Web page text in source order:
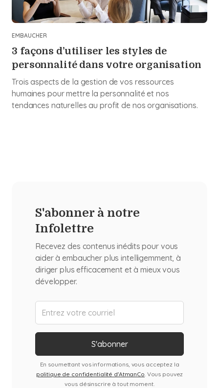
EMBAUCHER
3 façons d’utiliser les styles de
personnalité dans votre organisation
Trois aspects de la gestion de vos ressources
humaines pour mettre la personnalité et nos
tendances naturelles au profit de nos organisations.
S'abonner à notre
Infolettre
Recevez des contenus inédits pour vous
aider à embaucher plus intelligemment, à
diriger plus efficacement et à mieux vous
développer.
En soumettant vos informations, vous acceptez la
politique de confidentialité d'AtmanCo . Vous pouvez
vous désinscrire à tout moment.